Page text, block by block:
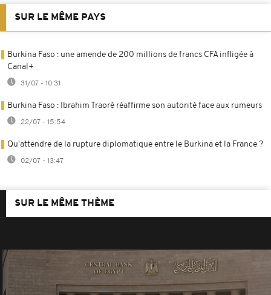
SUR LE MÊME PAYS
Burkina Faso : une amende de 200 millions de francs CFA infligée à
Canal+
31/07 - 10:31
Burkina Faso : Ibrahim Traoré réaffirme son autorité face aux rumeurs
22/07 - 15:54
Qu'attendre de la rupture diplomatique entre le Burkina et la France ?
02/07 - 13:47
SUR LE MÊME THÈME